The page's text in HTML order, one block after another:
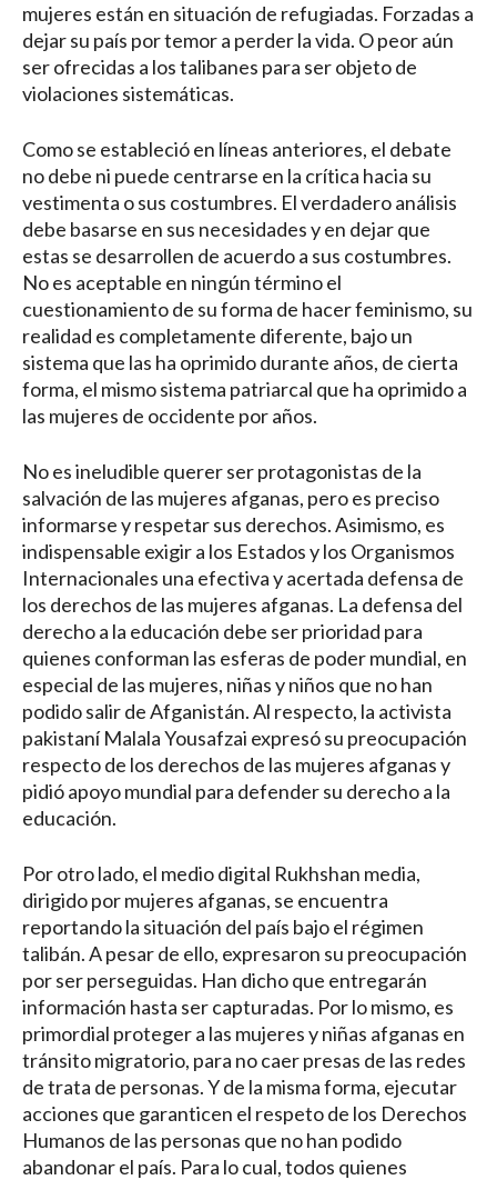
mujeres están en situación de refugiadas. Forzadas a
dejar su país por temor a perder la vida. O peor aún
ser ofrecidas a los talibanes para ser objeto de
violaciones sistemáticas.
Como se estableció en líneas anteriores, el debate
no debe ni puede centrarse en la crítica hacia su
vestimenta o sus costumbres. El verdadero análisis
debe basarse en sus necesidades y en dejar que
estas se desarrollen de acuerdo a sus costumbres.
No es aceptable en ningún término el
cuestionamiento de su forma de hacer feminismo, su
realidad es completamente diferente, bajo un
sistema que las ha oprimido durante años, de cierta
forma, el mismo sistema patriarcal que ha oprimido a
las mujeres de occidente por años.
No es ineludible querer ser protagonistas de la
salvación de las mujeres afganas, pero es preciso
informarse y respetar sus derechos. Asimismo, es
indispensable exigir a los Estados y los Organismos
Internacionales una efectiva y acertada defensa de
los derechos de las mujeres afganas. La defensa del
derecho a la educación debe ser prioridad para
quienes conforman las esferas de poder mundial, en
especial de las mujeres, niñas y niños que no han
podido salir de Afganistán. Al respecto, la activista
pakistaní Malala Yousafzai expresó su preocupación
respecto de los derechos de las mujeres afganas y
pidió apoyo mundial para defender su derecho a la
educación.
Por otro lado, el medio digital Rukhshan media,
dirigido por mujeres afganas, se encuentra
reportando la situación del país bajo el régimen
talibán. A pesar de ello, expresaron su preocupación
por ser perseguidas. Han dicho que entregarán
información hasta ser capturadas. Por lo mismo, es
primordial proteger a las mujeres y niñas afganas en
tránsito migratorio, para no caer presas de las redes
de trata de personas. Y de la misma forma, ejecutar
acciones que garanticen el respeto de los Derechos
Humanos de las personas que no han podido
abandonar el país. Para lo cual, todos quienes